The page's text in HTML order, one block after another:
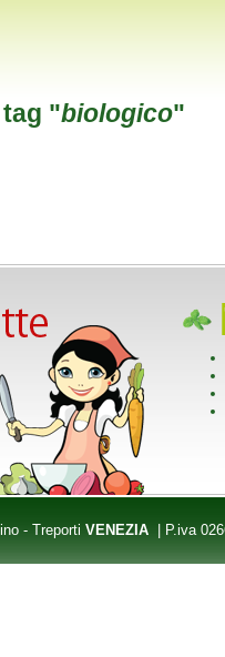
"biologico"
- Treporti VENEZIA | P.iva